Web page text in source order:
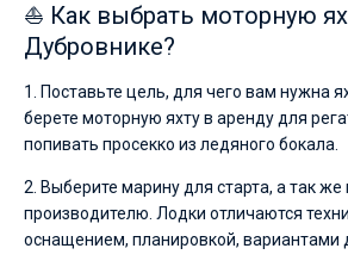
⛵ Как выбрать моторную
Дубровнике?
1. Поставьте цель, для чего вам нужна
берете моторную яхту в аренду для
попивать просекко из ледяного бокала.
2. Выберите марину для старта, а так
производителю. Лодки отличаются
оснащением, планировкой, вариантами